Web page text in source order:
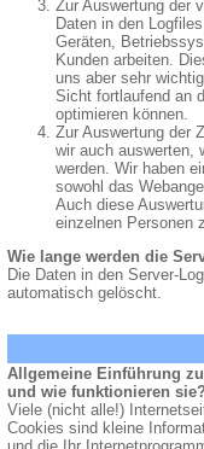
Zur Auswertung der
Daten in den
Geräten,
Kunden arbeiten.
uns aber sehr
Sicht fortlaufend an
optimieren können.
Zur Auswertung der
wir auch auswerten,
werden. Wir haben
sowohl das
Auch diese
einzelnen Personen
Wie lange werden die
Die Daten in den Server-
automatisch gelöscht.
Allgemeine Einführung
und wie funktionieren sie?
Viele (nicht alle!)
Cookies sind kleine